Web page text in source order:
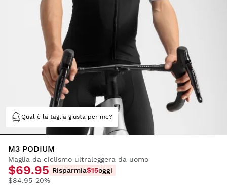
Qual è la taglia giusta per me?
M3 PODIUM
Maglia da ciclismo ultraleggera da uomo
$69.95 Risparmia$15oggi
$84.95-20%